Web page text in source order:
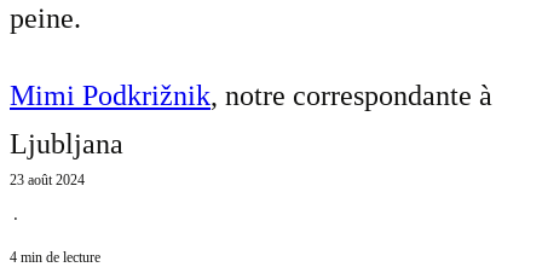
peine.
Mimi Podkrižnik, notre correspondante à
Ljubljana
23 août 2024
⋅
4 min de lecture